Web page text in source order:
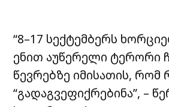
“8–17 სექტემბერს
ენით აუწერელი ტერორი
წევრებზე იმისათის, რომ
“გადაგვეფიქრებინა”, –